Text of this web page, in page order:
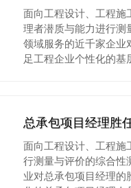
面向工程设计、工程施
理者潜质与能力进行
领域服务的近千家企业
足工程企业个性化的
总承包项目经理胜
面向工程设计、工程施
行测量与评价的综合
业对总承包项目经理